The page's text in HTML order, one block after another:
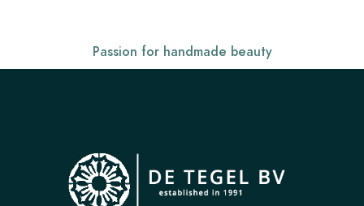
Passion for handmade beauty